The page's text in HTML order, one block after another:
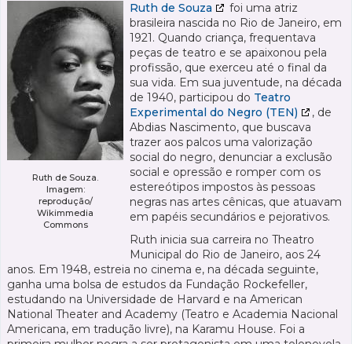
Ruth de Souza.
Imagem:
reprodução/
Wikimmedia
Commons
Ruth de Souza
foi uma atriz
brasileira nascida no Rio de Janeiro, em
1921. Quando criança, frequentava
peças de teatro e se apaixonou pela
profissão, que exerceu até o final da
sua vida. Em sua juventude, na década
de 1940, participou do Teatro
Experimental do Negro (TEN)
, de
Abdias Nascimento, que buscava
trazer aos palcos uma valorização
social do negro, denunciar a exclusão
social e opressão e romper com os
estereótipos impostos às pessoas
negras nas artes cênicas, que atuavam
em papéis secundários e pejorativos.
Ruth inicia sua carreira no Theatro
Municipal do Rio de Janeiro, aos 24
anos. Em 1948, estreia no cinema e, na década seguinte,
ganha uma bolsa de estudos da Fundação Rockefeller,
estudando na Universidade de Harvard e na American
National Theater and Academy (Teatro e Academia Nacional
Americana, em tradução livre), na Karamu House. Foi a